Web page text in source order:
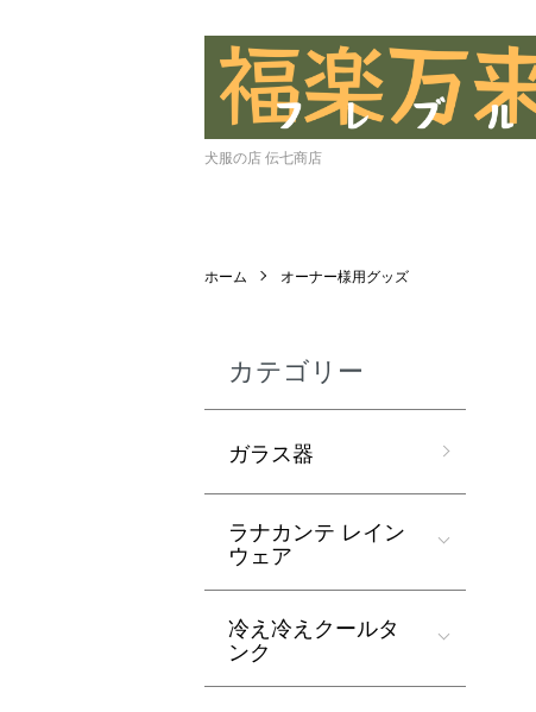
犬服の店 伝七商店
ホーム オーナー様用グッズ
カテゴリー
ガラス器
ラナカンテ レイン
ウェア
冷え冷えクールタ
ンク